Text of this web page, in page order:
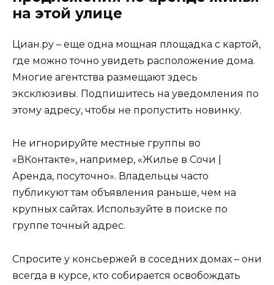
на этой улице
Циан.ру – еще одна мощная площадка с картой,
где можно точно увидеть расположение дома.
Многие агентства размещают здесь
эксклюзивы. Подпишитесь на уведомления по
этому адресу, чтобы не пропустить новинку.
Не игнорируйте местные группы во
«ВКонтакте», например, «Жилье в Сочи |
Аренда, посуточно». Владельцы часто
публикуют там объявления раньше, чем на
крупных сайтах. Используйте в поиске по
группе точный адрес.
Спросите у консьержей в соседних домах – они
всегда в курсе, кто собирается освобождать